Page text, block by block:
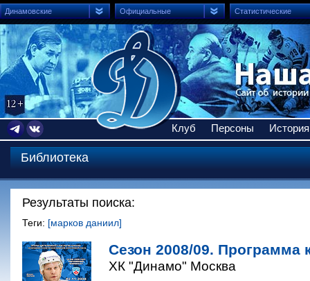
Динамовские Официальные Статистические
Клуб Персоны История
Библиотека
Результаты поиска:
Теги: [марков даниил]
Сезон 2008/09. Программа
ХК "Динамо" Москва